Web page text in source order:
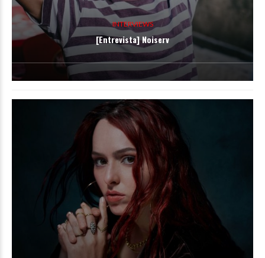
INTERVIEWS
[Entrevista] Noiserv